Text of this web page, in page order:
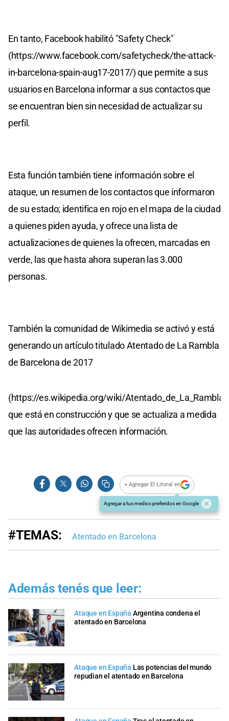
En tanto, Facebook habilitó "Safety Check"
(https://www.facebook.com/safetycheck/the-attack-
in-barcelona-spain-aug17-2017/) que permite a sus
usuarios en Barcelona informar a sus contactos que
se encuentran bien sin necesidad de actualizar su
perfil.
Esta función también tiene información sobre el
ataque, un resumen de los contactos que informaron
de su estado; identifica en rojo en el mapa de la ciudad
a quienes piden ayuda, y ofrece una lista de
actualizaciones de quienes la ofrecen, marcadas en
verde, las que hasta ahora superan las 3.000
personas.
También la comunidad de Wikimedia se activó y está
generando un artículo titulado Atentado de La Rambla
de Barcelona de 2017
(https://es.wikipedia.org/wiki/
que está en construcción y que se actualiza a medida
que las autoridades ofrecen información.
+ Agregar El Litoral en
Agregar a tus medios preferidos en Google
#TEMAS: Atentado en Barcelona
Además tenés que leer:
Ataque en España Argentina condena el
atentado en Barcelona
Ataque en España Las potencias del mundo
repudian el atentado en Barcelona